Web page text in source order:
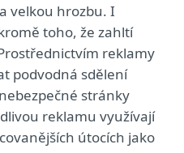
velkou hrozbu. I
toho, že zahltí
reklamy
podvodná sdělení
stránky
reklamu využívají
útocích jako